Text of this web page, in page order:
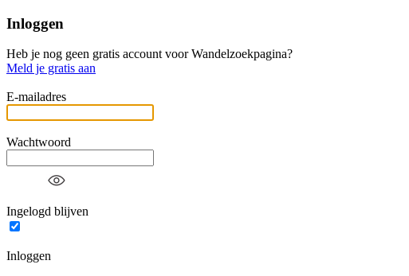
Inloggen
Heb je nog geen gratis account voor Wandelzoekpagina?
Meld je gratis aan
E-mailadres
Wachtwoord
Ingelogd blijven
Inloggen